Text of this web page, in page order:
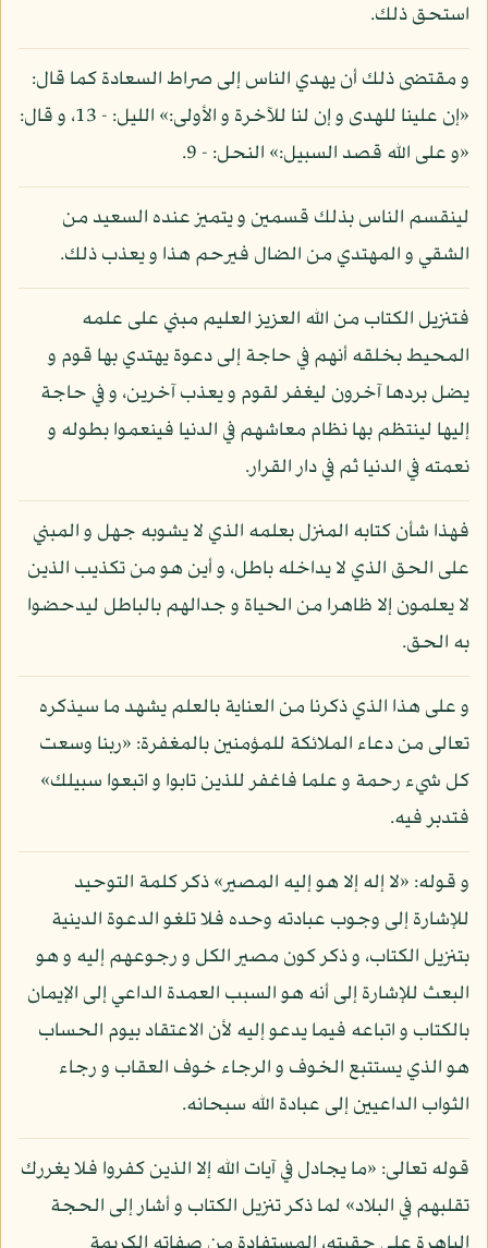
استحق ذلك.
و مقتضى ذلك أن يهدي الناس إلى صراط السعادة كما قال:
«إن علينا للهدى و إن لنا للآخرة و الأولى:» الليل: - 13، و قال:
«و على الله قصد السبيل:» النحل: - 9.
لينقسم الناس بذلك قسمين و يتميز عنده السعيد من
الشقي و المهتدي من الضال فيرحم هذا و يعذب ذلك.
فتنزيل الكتاب من الله العزيز العليم مبني على علمه
المحيط بخلقه أنهم في حاجة إلى دعوة يهتدي بها قوم و
يضل بردها آخرون ليغفر لقوم و يعذب آخرين، و في حاجة
إليها لينتظم بها نظام معاشهم في الدنيا فينعموا بطوله و
نعمته في الدنيا ثم في دار القرار.
فهذا شأن كتابه المنزل بعلمه الذي لا يشوبه جهل و المبني
على الحق الذي لا يداخله باطل، و أين هو من تكذيب الذين
لا يعلمون إلا ظاهرا من الحياة و جدالهم بالباطل ليدحضوا
به الحق.
و على هذا الذي ذكرنا من العناية بالعلم يشهد ما سيذكره
تعالى من دعاء الملائكة للمؤمنين بالمغفرة: «ربنا وسعت
كل شيء رحمة و علما فاغفر للذين تابوا و اتبعوا سبيلك»
فتدبر فيه.
و قوله: «لا إله إلا هو إليه المصير» ذكر كلمة التوحيد
للإشارة إلى وجوب عبادته وحده فلا تلغو الدعوة الدينية
بتنزيل الكتاب، و ذكر كون مصير الكل و رجوعهم إليه و هو
البعث للإشارة إلى أنه هو السبب العمدة الداعي إلى الإيمان
بالكتاب و اتباعه فيما يدعو إليه لأن الاعتقاد بيوم الحساب
هو الذي يستتبع الخوف و الرجاء خوف العقاب و رجاء
الثواب الداعيين إلى عبادة الله سبحانه.
قوله تعالى: «ما يجادل في آيات الله إلا الذين كفروا فلا يغررك
تقلبهم في البلاد» لما ذكر تنزيل الكتاب و أشار إلى الحجة